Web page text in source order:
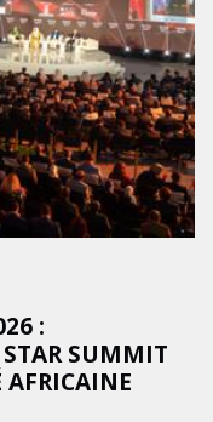
:
STAR SUMMIT
AFRICAINE